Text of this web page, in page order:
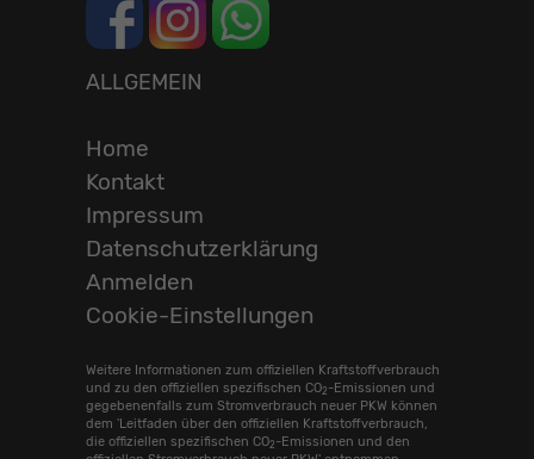
ALLGEMEIN
Home
Kontakt
Impressum
Datenschutzerklärung
Anmelden
Cookie-Einstellungen
Weitere Informationen zum offiziellen Kraftstoffverbrauch
und zu den offiziellen spezifischen CO2 -Emissionen und
gegebenenfalls zum Stromverbrauch neuer PKW können
dem 'Leitfaden über den offiziellen Kraftstoffverbrauch,
die offiziellen spezifischen CO2 -Emissionen und den